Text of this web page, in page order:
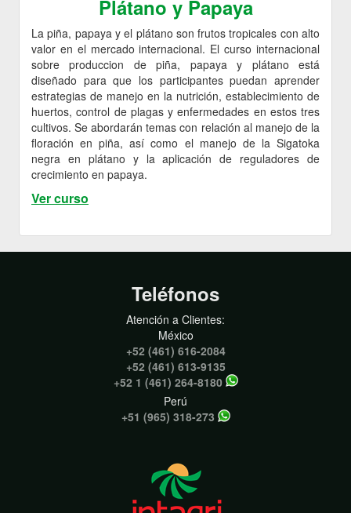
Plátano y Papaya
La piña, papaya y el plátano son frutos tropicales con alto
valor en el mercado internacional. El curso internacional
sobre produccion de piña, papaya y plátano está
diseñado para que los participantes puedan aprender
estrategias de manejo en la nutrición, establecimiento de
huertos, control de plagas y enfermedades en estos tres
cultivos. Se abordarán temas con relación al manejo de la
floración en piña, así como el manejo de la Sigatoka
negra en plátano y la aplicación de reguladores de
crecimiento en papaya.
Ver curso
Teléfonos
Atención a Clientes:
México
+52 (461) 616-2084
+52 (461) 613-9135
+52 1 (461) 264-8180
Perú
+51 (965) 318-273